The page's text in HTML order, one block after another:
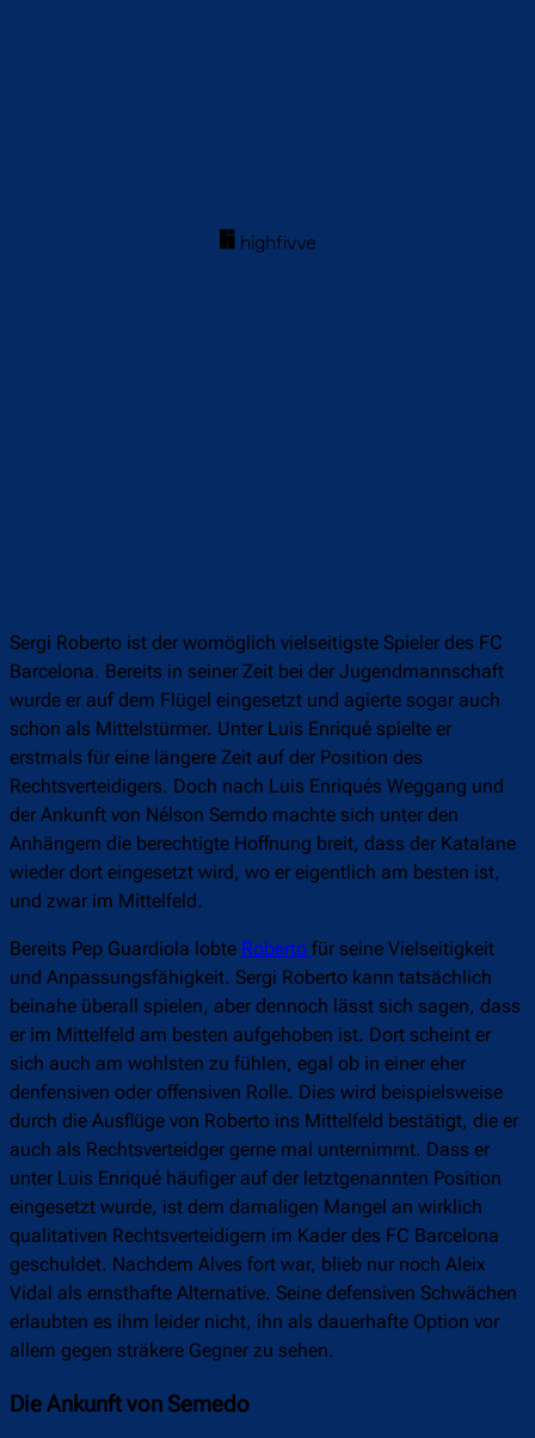
Sergi Roberto ist der womöglich vielseitigste Spieler des FC
Barcelona. Bereits in seiner Zeit bei der Jugendmannschaft
wurde er auf dem Flügel eingesetzt und agierte sogar auch
schon als Mittelstürmer. Unter Luis Enriqué spielte er
erstmals für eine längere Zeit auf der Position des
Rechtsverteidigers. Doch nach Luis Enriqués Weggang und
der Ankunft von Nélson Semdo machte sich unter den
Anhängern die berechtigte Hoffnung breit, dass der Katalane
wieder dort eingesetzt wird, wo er eigentlich am besten ist,
und zwar im Mittelfeld.
Bereits Pep Guardiola lobte Roberto für seine Vielseitigkeit
und Anpassungsfähigkeit. Sergi Roberto kann tatsächlich
beinahe überall spielen, aber dennoch lässt sich sagen, dass
er im Mittelfeld am besten aufgehoben ist. Dort scheint er
sich auch am wohlsten zu fühlen, egal ob in einer eher
denfensiven oder offensiven Rolle. Dies wird beispielsweise
durch die Ausflüge von Roberto ins Mittelfeld bestätigt, die er
auch als Rechtsverteidger gerne mal unternimmt. Dass er
unter Luis Enriqué häufiger auf der letztgenannten Position
eingesetzt wurde, ist dem damaligen Mangel an wirklich
qualitativen Rechtsverteidigern im Kader des FC Barcelona
geschuldet. Nachdem Alves fort war, blieb nur noch Aleix
Vidal als ernsthafte Alternative. Seine defensiven Schwächen
erlaubten es ihm leider nicht, ihn als dauerhafte Option vor
allem gegen sträkere Gegner zu sehen.
Die Ankunft von Semedo